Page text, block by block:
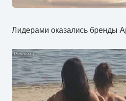
Лидерами оказались бренды